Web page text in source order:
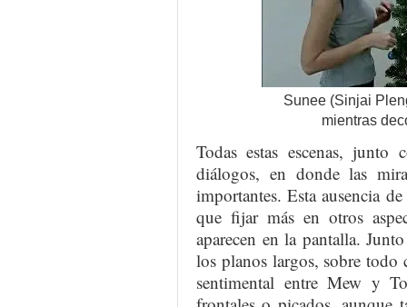
Sunee (Sinjai
mientras
Todas estas escenas,
diálogos, en donde las
importantes. Esta ausencia
que fijar más en otros
aparecen en la pantalla.
los planos largos, sobre todo
sentimental entre Mew y